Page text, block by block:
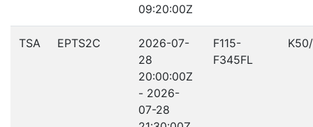
09:20:00Z
TSA EPTS2C
2026-07-
28
20:00:00Z
- 2026-
07-28
F115-
F345FL